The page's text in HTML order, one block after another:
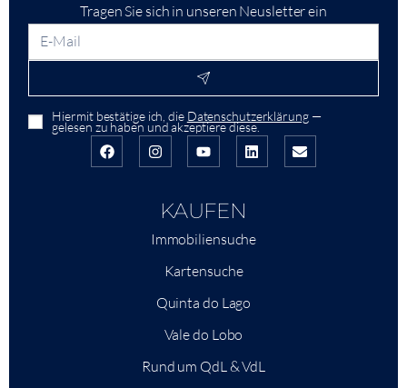
Tragen Sie sich in unseren Neusletter ein
Hiermit bestätige ich, die Datenschutzerklärung—
gelesen zu haben und akzeptiere diese.
KAUFEN
Immobiliensuche
Kartensuche
Quinta do Lago
Vale do Lobo
Rund um QdL & VdL